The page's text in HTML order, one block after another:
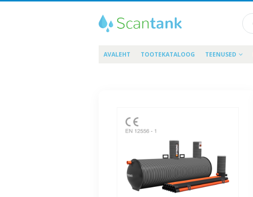
AVALEHT TOOTEKATALOOG TEENUSED